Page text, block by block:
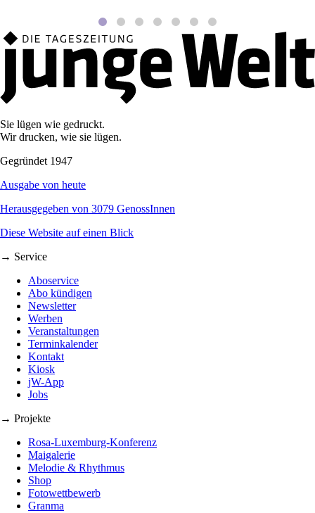
Sie lügen wie gedruckt.
Wir drucken, wie sie lügen.
Gegründet 1947
Ausgabe von heute
Herausgegeben von 3079 GenossInnen
Diese Website auf einen Blick
→ Service
Aboservice
Abo kündigen
Newsletter
Werben
Veranstaltungen
Terminkalender
Kontakt
Kiosk
jW-App
Jobs
→ Projekte
Rosa-Luxemburg-Konferenz
Maigalerie
Melodie & Rhythmus
Shop
Fotowettbewerb
Granma